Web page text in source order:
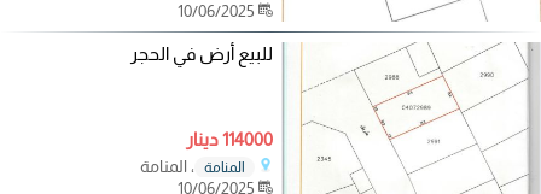
للبيع أرض في الحجر
114000 دينار
المنامة
، المنامة